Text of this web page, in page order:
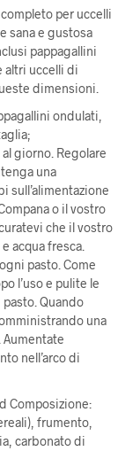
per uccelli
sana e gustosa
pappagallini
altri uccelli di
dimensioni.
ondulati,
giorno. Regolare
una
sull’alimentazione
o il vostro
che il vostro
acqua fresca.
pasto. Come
l’uso e pulite le
Quando
una
Aumentate
nell’arco di
Composizione:
frumento,
carbonato di